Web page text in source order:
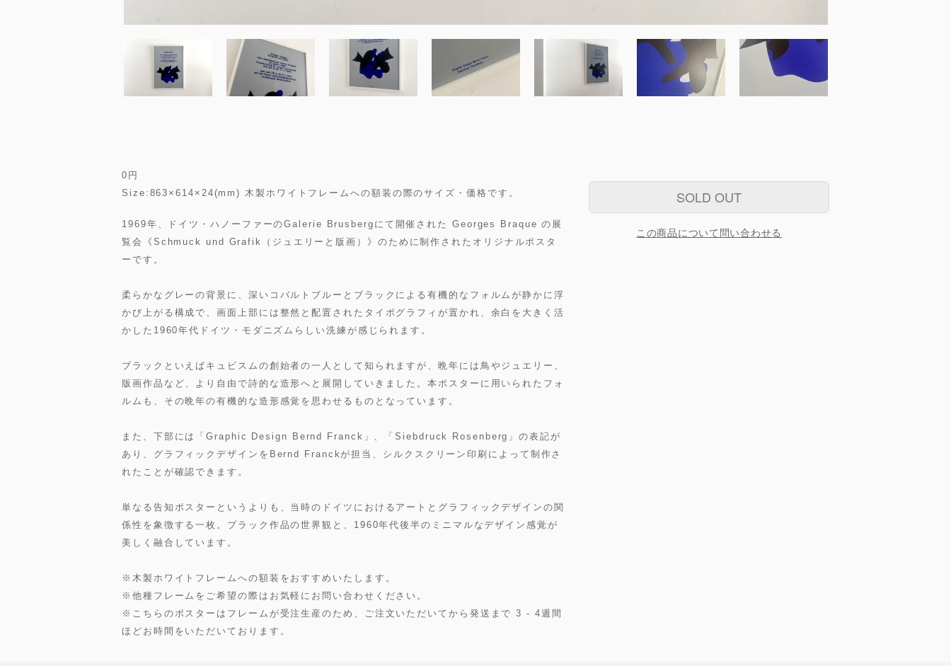
0 円
Size:863×614×24(mm) 木製ホワイトフレームへの額装の際のサイズ・価格です。
1969年、ドイツ・ハノーファーのGalerie Brusbergにて開催された Georges Braque の展
覧会《Schmuck und Grafik（ジュエリーと版画）》のために制作されたオリジナルポスタ
ーです。
柔らかなグレーの背景に、深いコバルトブルーとブラックによる有機的なフォルムが静かに浮
かび上がる構成で、画面上部には整然と配置されたタイポグラフィが置かれ、余白を大きく活
かした1960年代ドイツ・モダニズムらしい洗練が感じられます。
ブラックといえばキュビスムの創始者の一人として知られますが、晩年には鳥やジュエリー、
版画作品など、より自由で詩的な造形へと展開していきました。本ポスターに用いられたフォ
ルムも、その晩年の有機的な造形感覚を思わせるものとなっています。
また、下部には「Graphic Design Bernd Franck」、「Siebdruck Rosenberg」の表記が
あり、グラフィックデザインをBernd Franckが担当、シルクスクリーン印刷によって制作さ
れたことが確認できます。
単なる告知ポスターというよりも、当時のドイツにおけるアートとグラフィックデザインの関
係性を象徴する一枚。ブラック作品の世界観と、1960年代後半のミニマルなデザイン感覚が
美しく融合しています。
※木製ホワイトフレームへの額装をおすすめいたします。
※他種フレームをご希望の際はお気軽にお問い合わせください。
※こちらのポスターはフレームが受注生産のため、ご注文いただいてから発送まで 3 - 4週間
ほどお時間をいただいております。
SOLD OUT
この商品について問い合わせる